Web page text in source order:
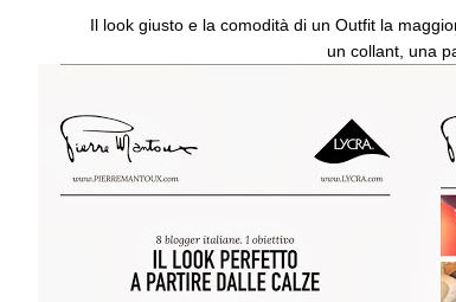
Il look giusto e la comodità di un Outfit la
un collant, una